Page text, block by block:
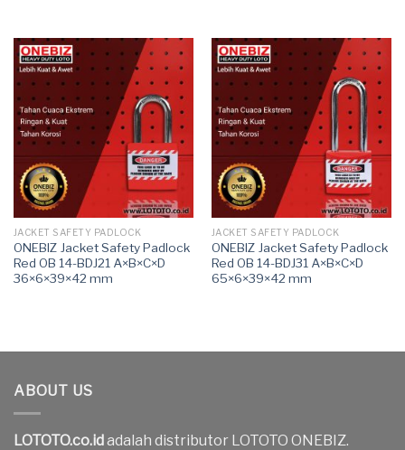
JACKET SAFETY PADLOCK
ONEBIZ Jacket Safety Padlock
Red OB 14-BDJ21 A×B×C×D
36×6×39×42 mm
JACKET SAFETY PADLOCK
ONEBIZ Jacket Safety Padlock
Red OB 14-BDJ31 A×B×C×D
65×6×39×42 mm
ABOUT US
LOTOTO.co.idadalah distributor LOTOTO ONEBIZ.